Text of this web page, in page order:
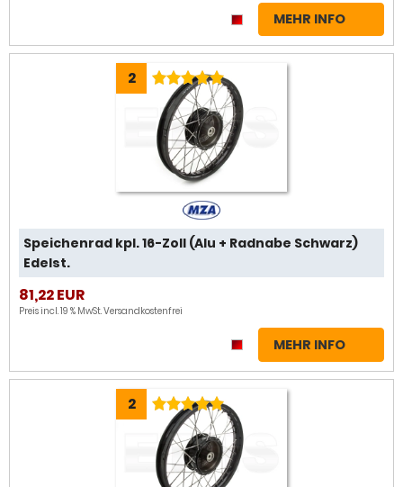
MEHR INFO
2
Speichenrad kpl. 16-Zoll (Alu + Radnabe Schwarz)
Edelst.
81,22 EUR
Preis incl. 19 % MwSt.Versandkostenfrei
MEHR INFO
2